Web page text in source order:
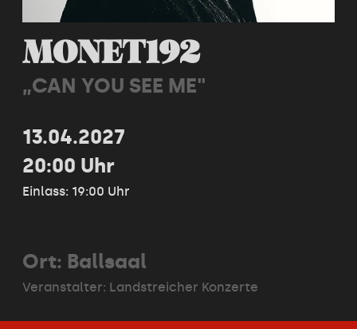
MONET192
„CAN YOU SEE ME"
13.04.2027
20:00 Uhr
Einlass: 19:00 Uhr
Ort: Ballsaal
Veranstalter: Landstreicher Konzerte